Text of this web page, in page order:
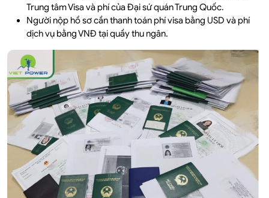
Trung tâm Visa và phí của Đại sứ quán Trung Quốc.
Người nộp hồ sơ cần thanh toán phí visa bằng USD và phí
dịch vụ bằng VNĐ tại quầy thu ngân.